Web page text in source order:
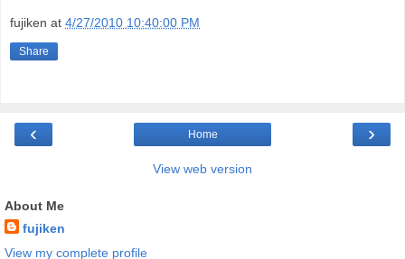
fujiken at 4/27/2010 10:40:00 PM
Share
‹ ›
Home
View web version
About Me
fujiken
View my complete profile